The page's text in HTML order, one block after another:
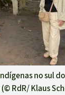
no sul
(© RdR/ Klaus